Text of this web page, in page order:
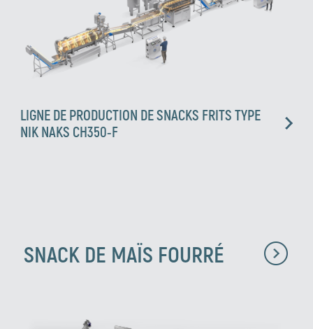
LIGNE DE PRODUCTION DE SNACKS FRITS TYPE
NIK NAKS CH350-F
SNACK DE MAÏS FOURRÉ